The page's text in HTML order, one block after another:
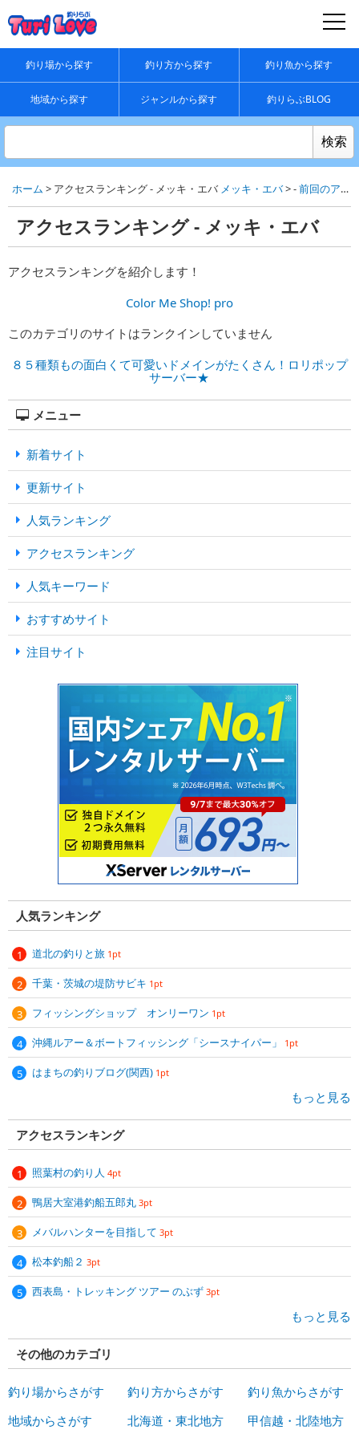
釣り場から探す 釣り方から探す 釣り魚から探す
地域から探す ジャンルから探す 釣りらぶBLOG
ホーム > アクセスランキング - メッキ・エバ メッキ・エバ> -前回のアクセスランキング
アクセスランキング - メッキ・エバ
アクセスランキングを紹介します！
Color Me Shop! pro
このカテゴリのサイトはランクインしていません
８５種類もの面白くて可愛いドメインがたくさん！ロリポップ
サーバー★
メニュー
新着サイト
更新サイト
人気ランキング
アクセスランキング
人気キーワード
おすすめサイト
注目サイト
人気ランキング
道北の釣りと旅 1pt
千葉・茨城の堤防サビキ 1pt
フィッシングショップ オンリーワン 1pt
沖縄ルアー＆ボートフィッシング「シースナイパー」 1pt
はまちの釣りブログ(関西) 1pt
もっと見る
アクセスランキング
照葉村の釣り人 4pt
鴨居大室港釣船五郎丸 3pt
メバルハンターを目指して 3pt
松本釣船２ 3pt
西表島・トレッキング ツアー のぶず 3pt
もっと見る
その他のカテゴリ
釣り場からさがす 釣り方からさがす
釣り魚からさがす
地域からさがす
北海道・東北地方 甲信越・北陸地方